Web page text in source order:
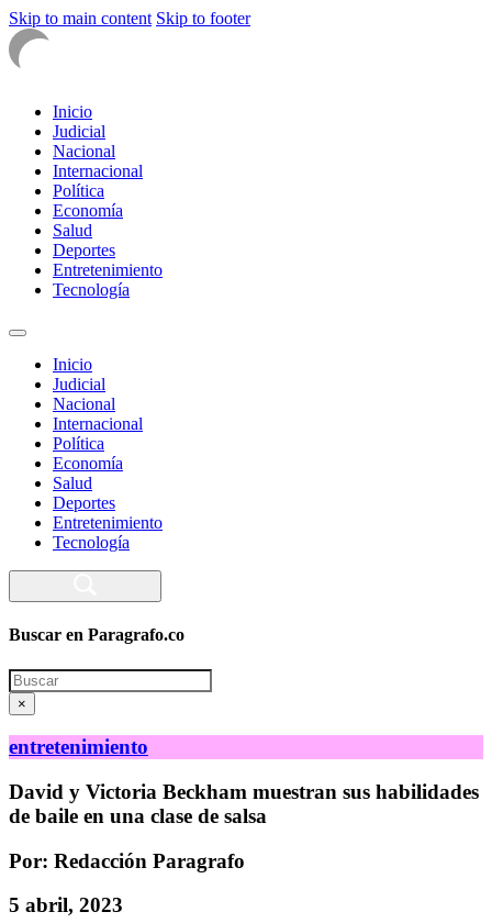
Skip to main content Skip to footer
Inicio
Judicial
Nacional
Internacional
Política
Economía
Salud
Deportes
Entretenimiento
Tecnología
Inicio
Judicial
Nacional
Internacional
Política
Economía
Salud
Deportes
Entretenimiento
Tecnología
Buscar en Paragrafo.co
Search
×
entretenimiento
David y Victoria Beckham muestran sus habilidades
de baile en una clase de salsa
Por: Redacción Paragrafo
5 abril, 2023